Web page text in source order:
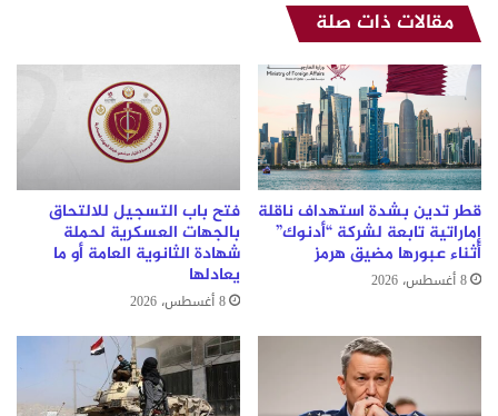
مقالات ذات صلة
قطر تدين بشدة استهداف ناقلة
إماراتية تابعة لشركة “أدنوك”
أثناء عبورها مضيق هرمز
8 أغسطس، 2026
فتح باب التسجيل للالتحاق
بالجهات العسكرية لحملة
شهادة الثانوية العامة أو ما
يعادلها
8 أغسطس، 2026